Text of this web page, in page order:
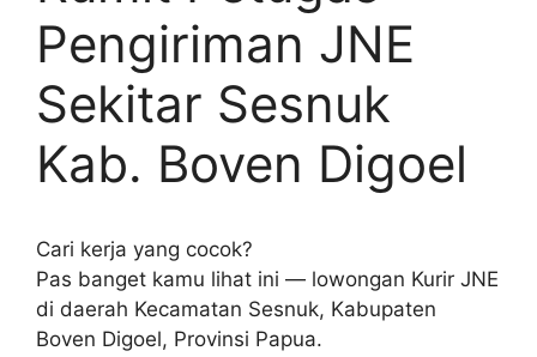
Pengiriman JNE
Sekitar Sesnuk
Kab. Boven Digoel
Cari kerja yang cocok?
Pas banget kamu lihat ini — lowongan Kurir JNE
di daerah Kecamatan Sesnuk, Kabupaten
Boven Digoel, Provinsi Papua.